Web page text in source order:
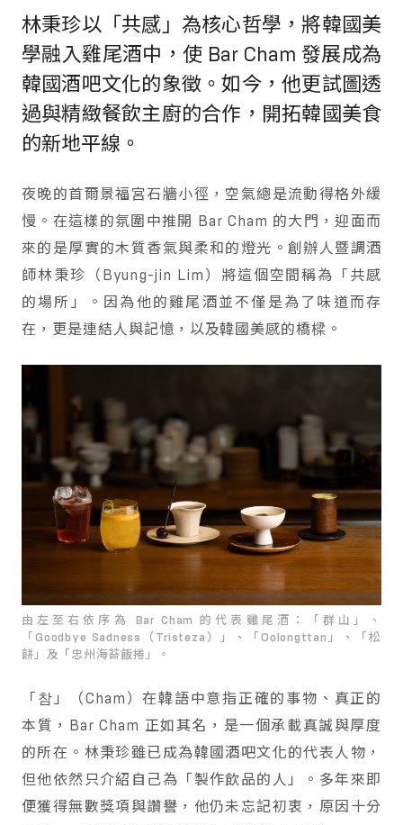
林秉珍以「共感」為核心哲學，將韓國美
學融入雞尾酒中，使 Bar Cham 發展成為
韓國酒吧文化的象徵。如今，他更試圖透
過與精緻餐飲主廚的合作，開拓韓國美食
的新地平線。
夜晚的首爾景福宮石牆小徑，空氣總是流動得格外緩
慢。在這樣的氛圍中推開 Bar Cham 的大門，迎面而
來的是厚實的木質香氣與柔和的燈光。創辦人暨調酒
師林秉珍（Byung-jin Lim）將這個空間稱為「共感
的場所」。因為他的雞尾酒並不僅是為了味道而存
在，更是連結人與記憶，以及韓國美感的橋樑。
由左至右依序為 Bar Cham 的代表雞尾酒：「群山」、
「Goodbye Sadness（Tristeza）」、「Oolongttan」、「松
餅」及「忠州海苔飯捲」。
「참」（Cham）在韓語中意指正確的事物、真正的
本質，Bar Cham 正如其名，是一個承載真誠與厚度
的所在。林秉珍雖已成為韓國酒吧文化的代表人物，
但他依然只介紹自己為「製作飲品的人」。多年來即
便獲得無數獎項與讚譽，他仍未忘記初衷，原因十分